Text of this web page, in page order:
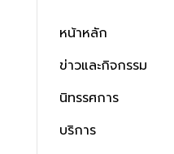
หน้าหลัก
ข่าวและกิจกรรม
นิทรรศการ
บริการ